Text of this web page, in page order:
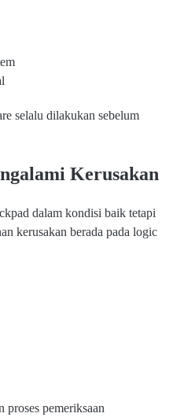
selalu dilakukan sebelum
Kerusakan
dalam kondisi baik tetapi
kerusakan berada pada logic
proses pemeriksaan